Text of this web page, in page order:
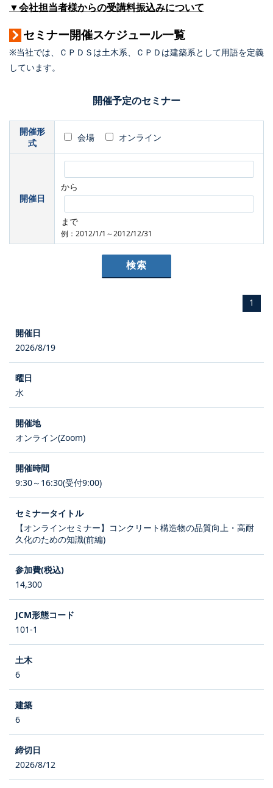
▼会社担当者様からの受講料振込みについて
セミナー開催スケジュール一覧
※当社では、ＣＰＤＳは土木系、ＣＰＤは建築系として用語を定義
しています。
開催予定のセミナー
開催形
式
会場 オンライン
開催日
から
まで
例：2012/1/1～2012/12/31
1
2026/8/19
水
オンライン(Zoom)
9:30～16:30(受付9:00)
【オンラインセミナー】コンクリート構造物の品質向上・高耐
久化のための知識(前編)
14,300
101-1
6
6
2026/8/12